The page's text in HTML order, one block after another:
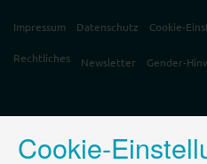
Impressum Datenschutz Cookie-
Rechtliches Newsletter Gender-
Cookie-